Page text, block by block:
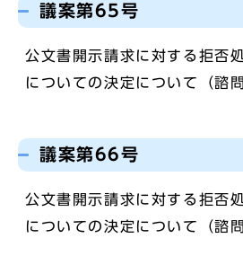
議案第65号
公文書開示請求に対する拒否
についての決定について（諮
議案第66号
公文書開示請求に対する拒否
についての決定について（諮